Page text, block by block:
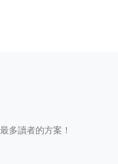
多讀者的方案！